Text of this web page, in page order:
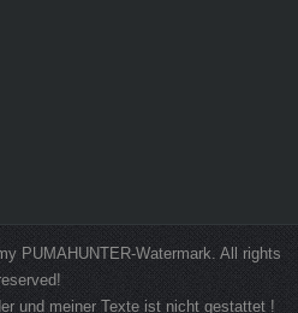
PUMAHUNTER-Watermark. All rights
und meiner Texte ist nicht gestattet !